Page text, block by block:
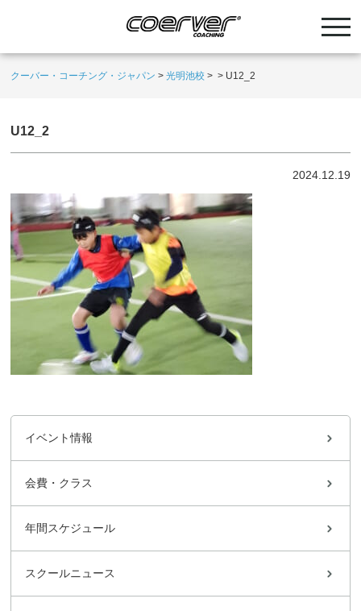
クーバー・コーチング・ジャパン >光明池校 > > U12_2
U12_2
2024.12.19
イベント情報
会費・クラス
年間スケジュール
スクールニュース